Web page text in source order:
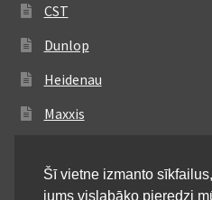
CST
Dunlop
Heidenau
Maxxis
Michelin
Šī vietne izmanto
jums vislabāko pieredzi